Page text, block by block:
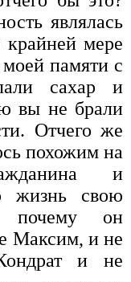
являлась
мере
памяти с
сахар и
вы не брали
Отчего же
похожим на
и
жизнь свою
почему он
Максим, и не
и не